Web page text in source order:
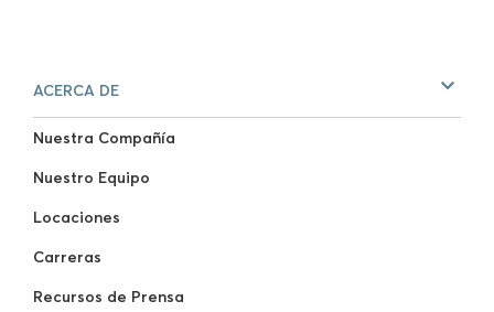
ACERCA DE
Nuestra Compañía
Nuestro Equipo
Locaciones
Carreras
Recursos de Prensa